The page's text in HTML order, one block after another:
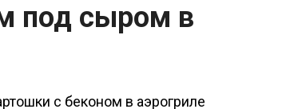
под сыром в